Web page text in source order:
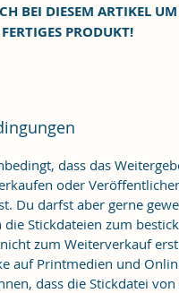
BEI DIESEM ARTIKEL
PRODUKT!
dass das
oder
Du darfst aber gerne
die Stickdateien zum
zum Weiterverkauf
auf Printmedien und
dass die Stickdatei